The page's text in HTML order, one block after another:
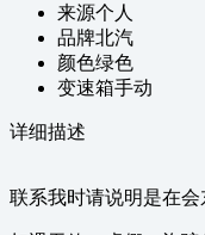
来源个人
品牌北汽
颜色绿色
变速箱手动
详细描述
联系我时请说明是在